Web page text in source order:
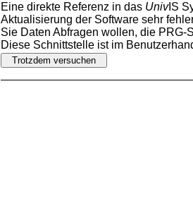
Eine direkte Referenz in das UnivIS
Aktualisierung der Software sehr
Sie Daten Abfragen wollen, die PRG-
Diese Schnittstelle ist im